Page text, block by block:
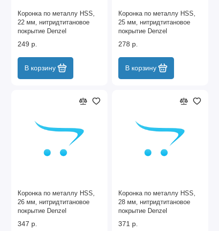
Коронка по металлу HSS,
22 мм, нитридтитановое
покрытие Denzel
249 р.
В корзину
Коронка по металлу HSS,
25 мм, нитридтитановое
покрытие Denzel
278 р.
В корзину
Коронка по металлу HSS,
26 мм, нитридтитановое
покрытие Denzel
347 р.
Коронка по металлу HSS,
28 мм, нитридтитановое
покрытие Denzel
371 р.